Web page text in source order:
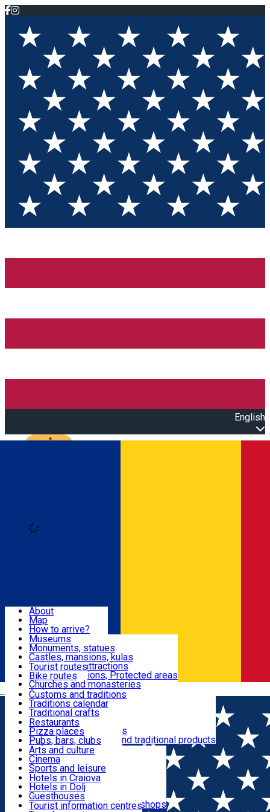
English
Română
Attractions
Routes
Customs, Traditions
Food & Drinks
Leisure & Fun
Accommodation
Useful
About
Map
How to arrive?
Recommendations
Tourist attractions
News
Museums
Monuments, statues
Castles, mansions, kulas
Architectural attractions
Natural attractions, Protected areas
Churches and monasteries
Archaeological sites
Parks and gardens
Tourist routes
Bike routes
Customs and traditions
Traditions calendar
Traditional crafts
Traditional cuisine
Wineries and vineyards
Local manufacturers and traditional products
Restaurants
Pizza places
Pubs, bars, clubs
Cafes and teahouses
Sweets and ice cream
Fast-food
Arts and culture
Cinema
Sports and leisure
Horse riding
Swimming pools
Zoo
Shopping, souvenirs, bookshops
Hotels in Craiova
Hotels in Dolj
Guesthouses
Villas
Tourist information centres